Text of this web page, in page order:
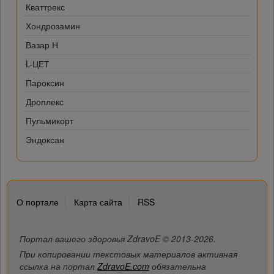
Кваттрекс
Хондрозамин
Вазар Н
L-ЦЕТ
Пароксин
Дроплекс
Пульмикорт
Эндоксан
О портале Карта сайта RSS
Портал вашего здоровья ZdravoE © 2013-2026.
При копировании текстовых материалов активная
ссылка на портал ZdravoE.com обязательна